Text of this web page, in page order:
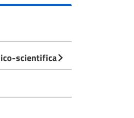
scientifica